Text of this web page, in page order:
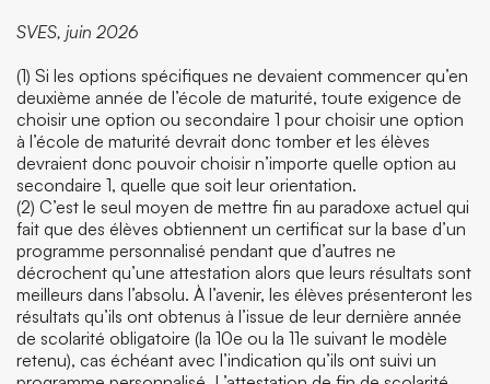
SVES, juin 2026
(1) Si les options spécifiques ne devaient commencer qu’en
deuxième année de l’école de maturité, toute exigence de
choisir une option ou secondaire 1 pour choisir une option
à l’école de maturité devrait donc tomber et les élèves
devraient donc pouvoir choisir n’importe quelle option au
secondaire 1, quelle que soit leur orientation.
(2) C’est le seul moyen de mettre fin au paradoxe actuel qui
fait que des élèves obtiennent un certificat sur la base d’un
programme personnalisé pendant que d’autres ne
décrochent qu’une attestation alors que leurs résultats sont
meilleurs dans l’absolu. À l’avenir, les élèves présenteront les
résultats qu’ils ont obtenus à l’issue de leur dernière année
de scolarité obligatoire (la 10e ou la 11e suivant le modèle
retenu), cas échéant avec l’indication qu’ils ont suivi un